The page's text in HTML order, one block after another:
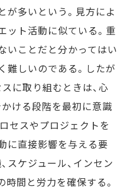
が多いという。見方によ
ット活動に似ている。重
いことだと分かってはい
難しいのである。したが
に取り組むときは、心
ける段階を最初に意識
セスやプロジェクトを
に直接影響を与える要
スケジュール、インセン
時間と労力を確保する。